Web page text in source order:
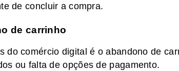
de concluir a compra.
de carrinho
do comércio digital é o abandono de
ou falta de opções de pagamento.